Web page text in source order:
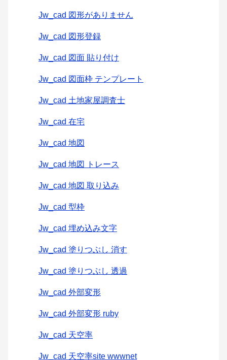
Jw_cad 図形がありません
Jw_cad 図形登録
Jw_cad 図面 貼り付け
Jw_cad 図面枠 テンプレート
Jw_cad 土地家屋調査士
Jw_cad 在宅
Jw_cad 地図
Jw_cad 地図 トレース
Jw_cad 地図 取り込み
Jw_cad 型枠
Jw_cad 埋め込み文字
Jw_cad 塗りつぶし 消す
Jw_cad 塗りつぶし 透過
Jw_cad 外部変形
Jw_cad 外部変形 ruby
Jw_cad 天空率
Jw_cad 天空率site wwwnet